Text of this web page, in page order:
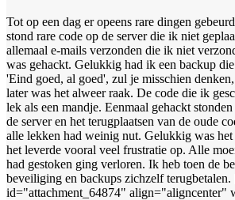
Tot op een dag er opeens rare dingen
stond rare code op de server die ik niet
allemaal e-mails verzonden die ik niet
was gehackt. Gelukkig had ik een backup
'Eind goed, al goed', zul je misschien
later was het alweer raak. De code die ik
lek als een mandje. Eenmaal gehackt
de server en het terugplaatsen van de oude
alle lekken had weinig nut. Gelukkig was het
het leverde vooral veel frustratie op. Alle
had gestoken ging verloren. Ik heb toen de
beveiliging en backups zichzelf terugbetalen.
id="attachment_64874" align="aligncenter"